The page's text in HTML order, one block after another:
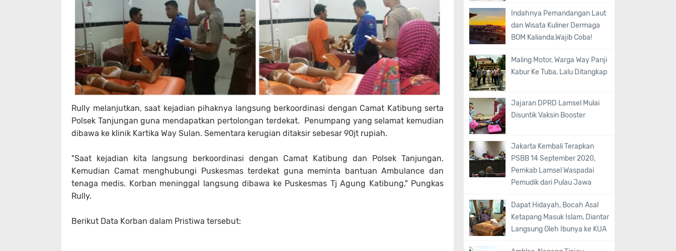
Rully melanjutkan, saat kejadian pihaknya langsung berkoordinasi dengan Camat Katibung serta
Polsek Tanjungan guna mendapatkan pertolongan terdekat. Penumpang yang selamat kemudian
dibawa ke klinik Kartika Way Sulan. Sementara kerugian ditaksir sebesar 90jt rupiah.
"Saat kejadian kita langsung berkoordinasi dengan Camat Katibung dan Polsek Tanjungan.
Kemudian Camat menghubungi Puskesmas terdekat guna meminta bantuan Ambulance dan
tenaga medis. Korban meninggal langsung dibawa ke Puskesmas Tj Agung Katibung," Pungkas
Rully.
Berikut Data Korban dalam Pristiwa tersebut:
Indahnya Pemandangan Laut
dan Wisata Kuliner Dermaga
BOM Kalianda,Wajib Coba!
Maling Motor, Warga Way Panji
Kabur Ke Tuba, Lalu Ditangkap
Jajaran DPRD Lamsel Mulai
Disuntik Vaksin Booster
Jakarta Kembali Terapkan
PSBB 14 September 2020,
Pemkab Lamsel Waspadai
Pemudik dari Pulau Jawa
Dapat Hidayah, Bocah Asal
Ketapang Masuk Islam, Diantar
Langsung Oleh Ibunya ke KUA